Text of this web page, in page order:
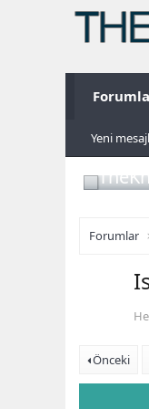
Yeni
Forumlar
Önceki